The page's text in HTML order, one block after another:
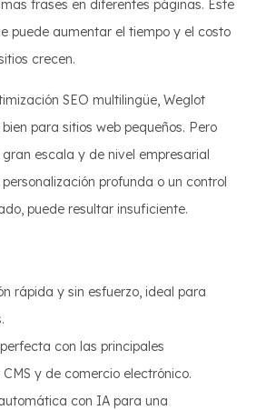
frases en diferentes páginas. Este
puede aumentar el tiempo y el costo
crecen.
SEO multilingüe, Weglot
para sitios web pequeños. Pero
escala y de nivel empresarial
profunda o un control
puede resultar insuficiente.
rápida y sin esfuerzo, ideal para
con las principales
y de comercio electrónico.
con IA para una